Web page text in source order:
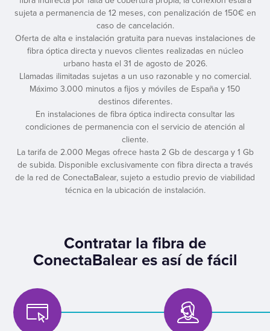
sujeta a permanencia de 12 meses, con penalización de 150€ en
caso de cancelación.
Oferta de alta e instalación gratuita para nuevas instalaciones de
fibra óptica directa y nuevos clientes realizadas en núcleo
urbano hasta el 31 de agosto de 2026.
Llamadas ilimitadas sujetas a un uso razonable y no comercial.
Máximo 3.000 minutos a fijos y móviles de España y 150
destinos diferentes.
En instalaciones de fibra óptica indirecta consultar las
condiciones de permanencia con el servicio de atención al
cliente.
La tarifa de 2.000 Megas ofrece hasta 2 Gb de descarga y 1 Gb
de subida. Disponible exclusivamente con fibra directa a través
de la red de ConectaBalear, sujeto a estudio previo de viabilidad
técnica en la ubicación de instalación.
Contratar la fibra de
ConectaBalear es así de fácil